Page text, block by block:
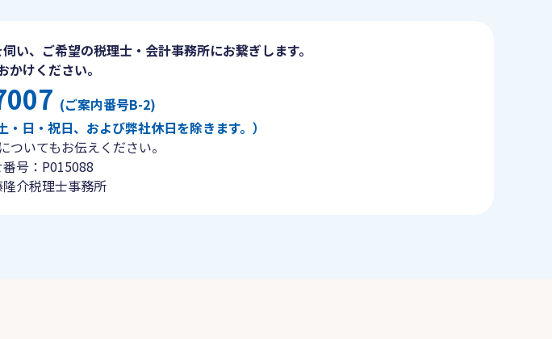
い、ご希望の税理士・会計事務所にお繋ぎします。
かけください。
(ご案内番号B-2)
日・祝日、および弊社休日を除きます。）
いてもお伝えください。
号：P015088
介税理士事務所